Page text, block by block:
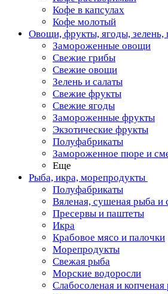
Кофе в капсулах
Кофе молотый
Овощи, фрукты, ягоды, зелень,
Замороженные овощи
Свежие грибы
Свежие овощи
Зелень и салаты
Свежие фрукты
Свежие ягоды
Замороженные фрукты
Экзотические фрукты
Полуфабрикаты
Замороженное пюре и
Еще
Рыба, икра, морепродукты
Полуфабрикаты
Вяленая, сушеная рыба и
Пресервы и паштеты
Икра
Крабовое мясо и палочки
Морепродукты
Свежая рыба
Морские водоросли
Слабосоленая и